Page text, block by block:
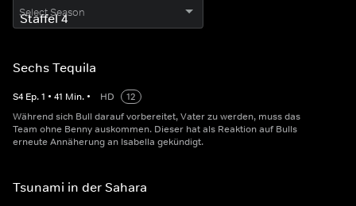
Select Season
Sechs Tequila
S4 Ep.1 • 41 Min. • HD
12
Während sich Bull darauf vorbereitet, Vater zu werden, muss das
Team ohne Benny auskommen. Dieser hat als Reaktion auf Bulls
erneute Annäherung an Isabella gekündigt.
Tsunami in der Sahara